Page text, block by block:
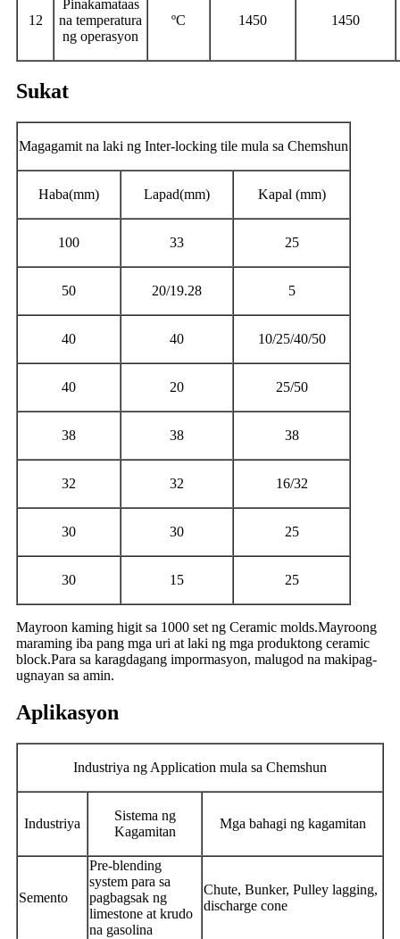
12
Pinakamataas
na temperatura
ng operasyon
ºC 1450 1450
Sukat
Magagamit na laki ng Inter-locking tile mula sa Chemshun
Haba(mm) Lapad(mm) Kapal (mm)
100 33 25
50 20/19.28 5
40 40 10/25/40/50
40 20 25/50
38 38 38
32 32 16/32
30 30 25
30 15 25
Mayroon kaming higit sa 1000 set ng Ceramic molds.Mayroong
maraming iba pang mga uri at laki ng mga produktong ceramic
block.Para sa karagdagang impormasyon, malugod na makipag-
ugnayan sa amin.
Aplikasyon
Industriya ng Application mula sa Chemshun
Industriya
Sistema ng
Kagamitan
Mga bahagi ng kagamitan
Semento
Pre-blending
system para sa
pagbagsak ng
limestone at krudo
na gasolina
Chute, Bunker, Pulley lagging,
discharge cone